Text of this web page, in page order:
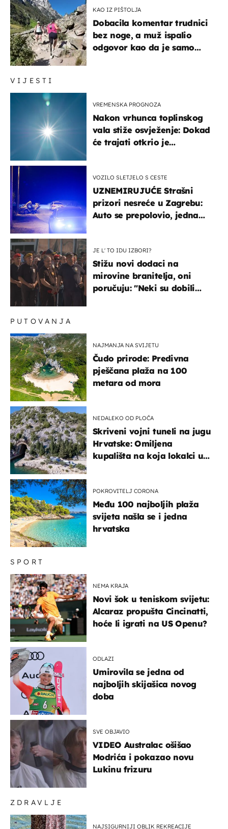
VIJESTI
VREMENSKA PROGNOZA
Nakon vrhunca toplinskog
vala stiže osvježenje: Dokad
će trajati otkrio je
VOZILO SLETJELO S CESTE
UZNEMIRUJUĆE Strašni
prizori nesreće u Zagrebu:
Auto se prepolovio, jedna
JE L' TO IDU IZBORI?
Stižu novi dodaci na
mirovine branitelja, oni
poručuju: "Neki su dobili
ZDRAVLJE
NAJSIGURNIJI OBLIK REKREACIJE
KAO IZ PIŠTOLJA
Dobacila komentar trudnici
bez noge, a muž ispalio
odgovor kao da je samo
SPORT
NEMA KRAJA
Novi šok u teniskom svijetu:
Alcaraz propušta Cincinatti,
hoće li igrati na US Openu?
ODLAZI
Umirovila se jedna od
najboljih skijašica novog
doba
SVE OBJAVIO
VIDEO Australac ošišao
Modrića i pokazao novu
Lukinu frizuru
PUTOVANJA
NAJMANJA NA SVIJETU
Čudo prirode: Predivna
pješčana plaža na 100
metara od mora
NEDALEKO OD PLOČA
Skriveni vojni tuneli na jugu
Hrvatske: Omiljena
kupališta na koja lokalci u
POKROVITELJ CORONA
Među 100 najboljih plaža
svijeta našla se i jedna
hrvatska